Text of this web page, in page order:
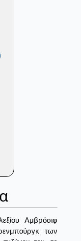
Αμβρόσιφ
των